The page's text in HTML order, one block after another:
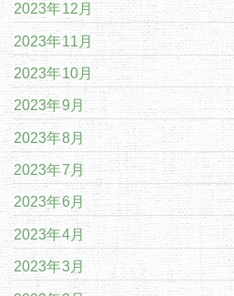
2023年12月
2023年11月
2023年10月
2023年9月
2023年8月
2023年7月
2023年6月
2023年4月
2023年3月